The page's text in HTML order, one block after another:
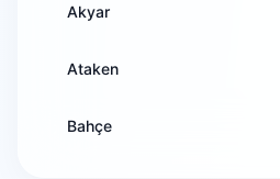
Bitlis
Bolu
Burdur
Akyar
Ataken
Bahçe